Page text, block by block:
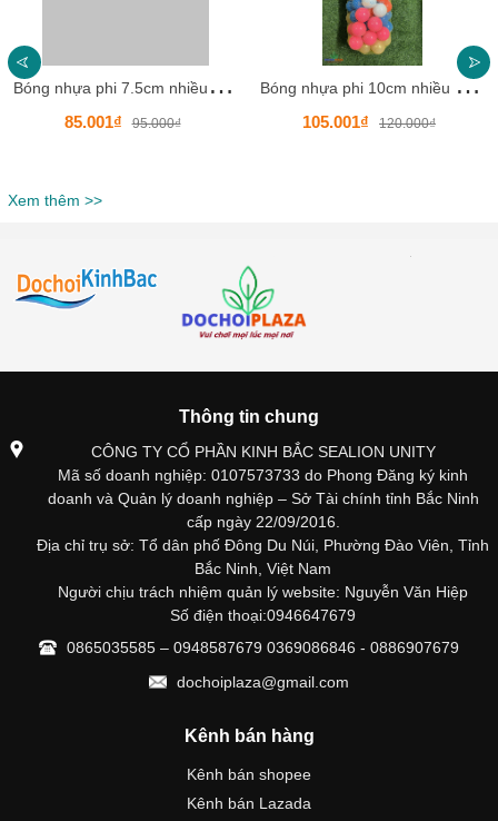
B
óng nhựa phi 7.5cm nhiều màu - 50 quả/1 túi -HKCSB01
85.001₫ 95.000₫
B
óng nhựa phi 10cm nhiều màu - 50 quả/1 túi -HKCSB02
105.001₫ 120.000₫
Xem thêm >>
Thông tin chung
CÔNG TY CỔ PHẦN KINH BẮC SEALION UNITY
Mã số doanh nghiệp: 0107573733 do Phong Đăng ký kinh
doanh và Quản lý doanh nghiệp – Sở Tài chính tỉnh Bắc Ninh
cấp ngày 22/09/2016.
Địa chỉ trụ sở: Tổ dân phố Đông Du Núi, Phường Đào Viên, Tỉnh
Bắc Ninh, Việt Nam
Người chịu trách nhiệm quản lý website: Nguyễn Văn Hiệp
Số điện thoại:0946647679
0865035585 – 0948587679 0369086846 - 0886907679
dochoiplaza@gmail.com
Kênh bán hàng
Kênh bán shopee
Kênh bán Lazada